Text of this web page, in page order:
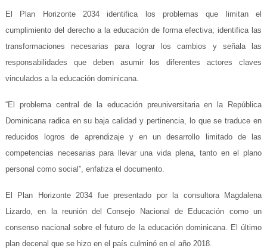
El Plan Horizonte 2034 identifica los problemas que limitan el
cumplimiento del derecho a la educación de forma efectiva; identifica las
transformaciones necesarias para lograr los cambios y señala las
responsabilidades que deben asumir los diferentes actores claves
vinculados a la educación dominicana.
“El problema central de la educación preuniversitaria en la República
Dominicana radica en su baja calidad y pertinencia, lo que se traduce en
reducidos logros de aprendizaje y en un desarrollo limitado de las
competencias necesarias para llevar una vida plena, tanto en el plano
personal como social”, enfatiza el documento.
El Plan Horizonte 2034 fue presentado por la consultora Magdalena
Lizardo, en la reunión del Consejo Nacional de Educación como un
consenso nacional sobre el futuro de la educación dominicana. El último
plan decenal que se hizo en el país culminó en el año 2018.